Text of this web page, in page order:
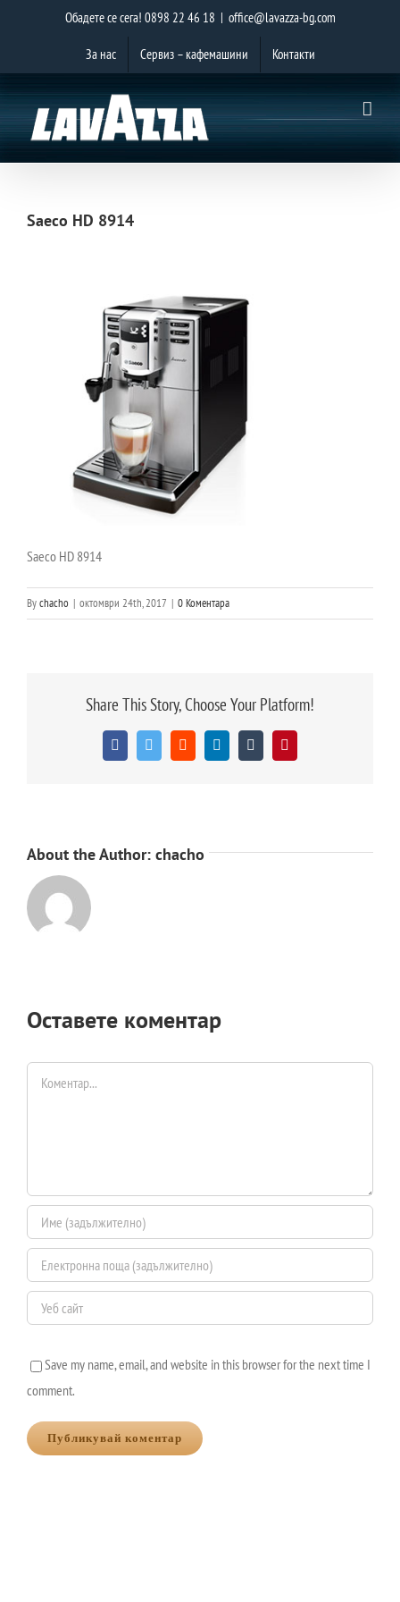
Обадете се сега! 0898 22 46 18 | office@lavazza-bg.com
За нас Сервиз – кафемашини Контакти
Saeco HD 8914
Saeco HD 8914
Bychacho | октомври 24th, 2017 | 0 Коментара
Share This Story, Choose Your Platform!
FacebookTwitter Reddit LinkedInTumblr
About the Author: chacho
Оставете коментар
Comment
Save my name, email, and website in this browser for the next time I
comment.